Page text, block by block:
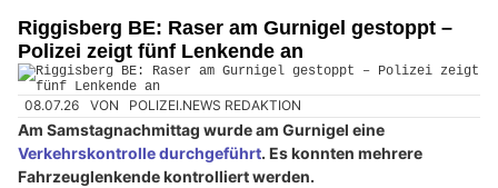
Riggisberg BE: Raser am Gurnigel gestoppt –
Polizei zeigt fünf Lenkende an
08.07.26 VON POLIZEI.NEWS REDAKTION
Am Samstagnachmittag wurde am Gurnigel eine
Verkehrskontrolle durchgeführt. Es konnten mehrere
Fahrzeuglenkende kontrolliert werden.